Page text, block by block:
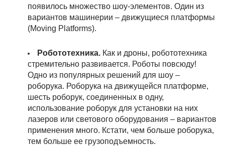
появилось множество шоу-элементов. Один из
вариантов машинерии – движущиеся платформы
(Moving Platforms).
Робототехника. Как и дроны, робототехника
стремительно развивается. Роботы повсюду!
Одно из популярных решений для шоу –
роборука. Роборука на движущейся платформе,
шесть роборук, соединенных в одну,
использование роборук для установки на них
лазеров или светового оборудования – вариантов
применения много. Кстати, чем больше роборука,
тем больше ее грузоподъемность.